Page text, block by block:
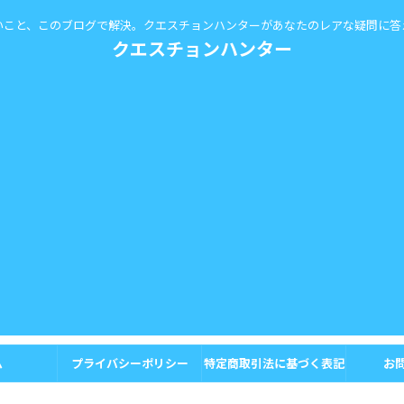
と、このブログで解決。クエスチョンハンターがあなたのレアな疑問に答
クエスチョンハンター
プライバシーポリシー 特定商取引法に基づく表記 お